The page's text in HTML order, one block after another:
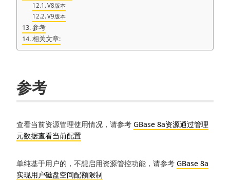
V8版本
V9版本
参考
相关文章:
参考
查看当前资源管理使用情况，请参考 GBase 8a资源通过管理
元数据查看当前配置
单纯基于用户的，不想启用资源管控功能，请参考 GBase 8a
实现用户磁盘空间配额限制